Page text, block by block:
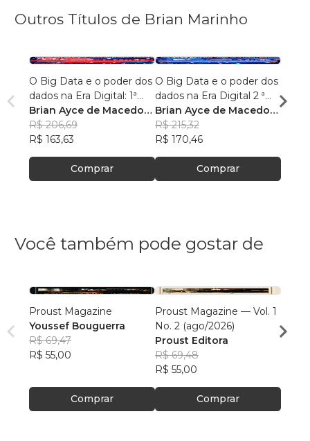
Outros Títulos de Brian Marinho
O Big Data e o poder dos
dados na Era Digital: 1ª
Edição.
Brian Ayce de Macedo
Marinho
R$ 206,69
R$ 163,63
Comprar
O Big Data e o poder dos
dados na Era Digital 2 ª
Edição:
Brian Ayce de Macedo
Marinho
R$ 215,32
R$ 170,46
Comprar
Você também pode gostar de
Proust Magazine
Youssef Bouguerra
R$ 69,47
R$ 55,00
Comprar
Proust Magazine — Vol. 1
No. 2 (ago/2026)
Proust Editora
R$ 69,48
R$ 55,00
Comprar